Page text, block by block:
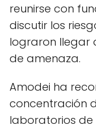
reunirse con
discutir los
lograron llegar
de amenaza.
Amodei ha
concentración
laboratorios de